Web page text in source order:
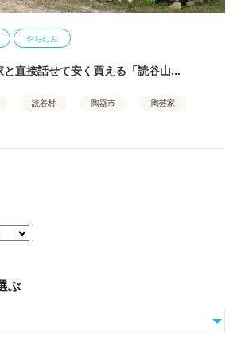
やちむん
直接話せて安く買える「読谷山...
読谷村 陶器市 陶芸家
ぶ